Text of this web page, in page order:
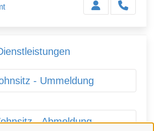
- Ummeldung
- Abmeldung